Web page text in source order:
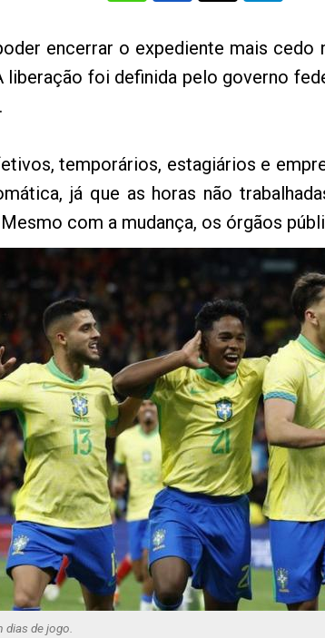
encerrar o expediente mais cedo
foi definida pelo governo
temporários, estagiários e
já que as horas não
com a mudança, os órgãos
dias de jogo.